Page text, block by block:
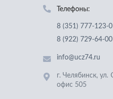
8 (351) 777-123-0
8 (922) 729-64-00
info@ucz74.ru
г. Челябинск
офис 505